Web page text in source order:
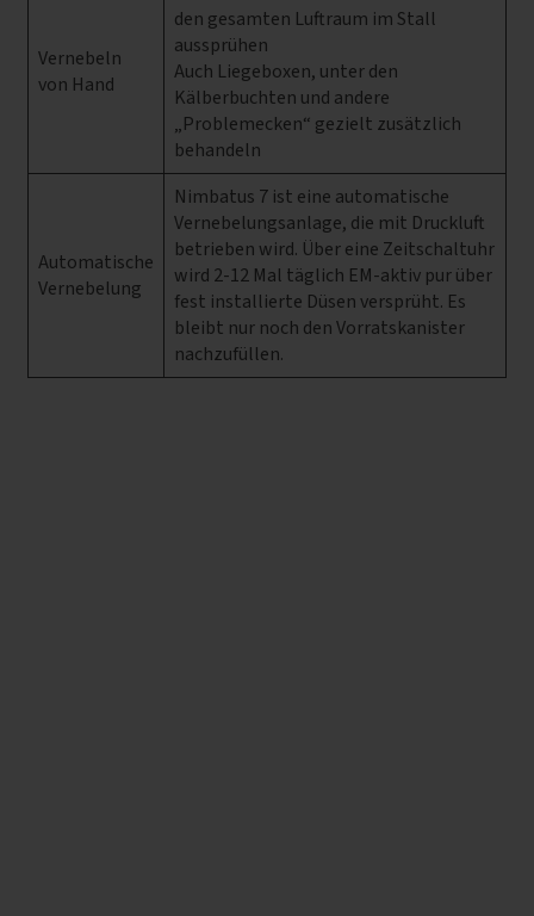
Vernebeln
von Hand
den gesamten Luftraum im Stall
aussprühen
Auch Liegeboxen, unter den
Kälberbuchten und andere
„Problemecken“ gezielt zusätzlich
behandeln
Automatische
Vernebelung
Nimbatus 7 ist eine automatische
Vernebelungsanlage, die mit Druckluft
betrieben wird. Über eine Zeitschaltuhr
wird 2-12 Mal täglich EM-aktiv pur über
fest installierte Düsen versprüht. Es
bleibt nur noch den Vorratskanister
nachzufüllen.